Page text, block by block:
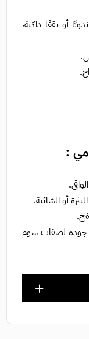
أو بقعًا داكنة،
:
أو الشائبة.
جودة لصقات سوم